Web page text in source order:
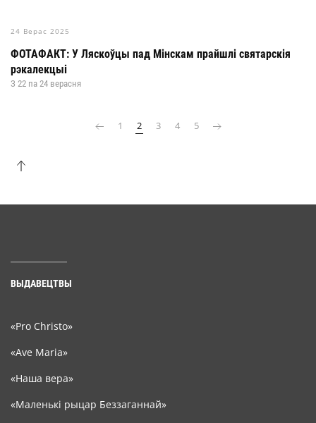
24 Верас 2025
ФОТАФАКТ: У Ляскоўцы пад Мінскам прайшлі святарскія
рэкалекцыі
З 22 па 24 верасня
1 2 3 4 5
ВЫДАВЕЦТВЫ
«Pro Christo»
«Ave Maria»
«Наша вера»
«Маленькі рыцар Беззаганнай»